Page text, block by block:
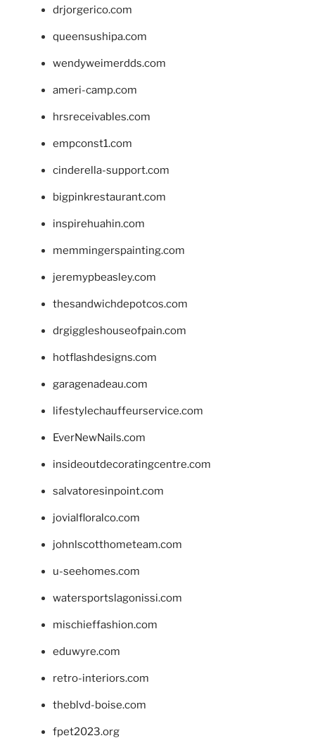
drjorgerico.com
queensushipa.com
wendyweimerdds.com
ameri-camp.com
hrsreceivables.com
empconst1.com
cinderella-support.com
bigpinkrestaurant.com
inspirehuahin.com
memmingerspainting.com
jeremypbeasley.com
thesandwichdepotcos.com
drgiggleshouseofpain.com
hotflashdesigns.com
garagenadeau.com
lifestylechauffeurservice.com
EverNewNails.com
insideoutdecoratingcentre.com
salvatoresinpoint.com
jovialfloralco.com
johnlscotthometeam.com
u-seehomes.com
watersportslagonissi.com
mischieffashion.com
eduwyre.com
retro-interiors.com
theblvd-boise.com
fpet2023.org